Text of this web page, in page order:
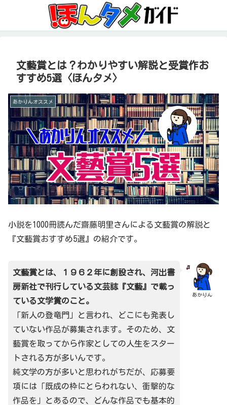
文藝賞とは？わかりやすい解説と受賞作お
すすめ5選〈ほんタメ〉
あかりんオススメ
小説を1000冊読んだ齋藤明里さんによる文藝賞の解説と
『文藝賞おすすめ5選』の紹介です。
あかりん
文藝賞とは、１９６２年に創設され、河出書
房新社で刊行している文芸誌『文藝』で載っ
ている文学賞のこと。
「新人の登竜門」と言われ、どこにも発表し
ていない作品が募集されます。そのため、文
藝賞を取ってから作家としての人生をスター
トされる方が多いんです。
純文学の方が多いと思われがちだが、応募要
項には「既成の枠にとらわれない、衝撃的な
作品を」とあるので、どんな作品でも基本的